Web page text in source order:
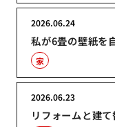
私が6畳の壁紙を
2026.06.24
家
リフォームと建
2026.06.23